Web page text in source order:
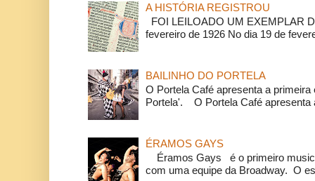
A HISTÓRIA REGISTROU
FOI LEILOADO UM EXEMPLAR
fevereiro de 1926 No dia 19 de
BAILINHO DO PORTELA
O Portela Café apresenta a
Portela'. O Portela Café apresenta
ÉRAMOS GAYS
Éramos Gays é o primeiro
com uma equipe da Broadway. O